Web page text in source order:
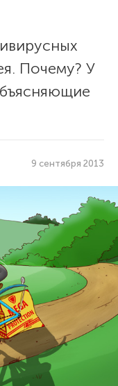
Почему? У
9 сентября 2013